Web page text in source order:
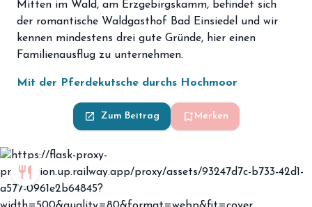
Mitten im Wald, am Erzgebirgskamm, befindet sich
der romantische Waldgasthof Bad Einsiedel und wir
kennen mindestens drei gute Gründe, hier einen
Familienausflug zu unternehmen.
Mit der Pferdekutsche durchs Hochmoor
launch Zum Beitrag bookmark_add Merken
restaurant